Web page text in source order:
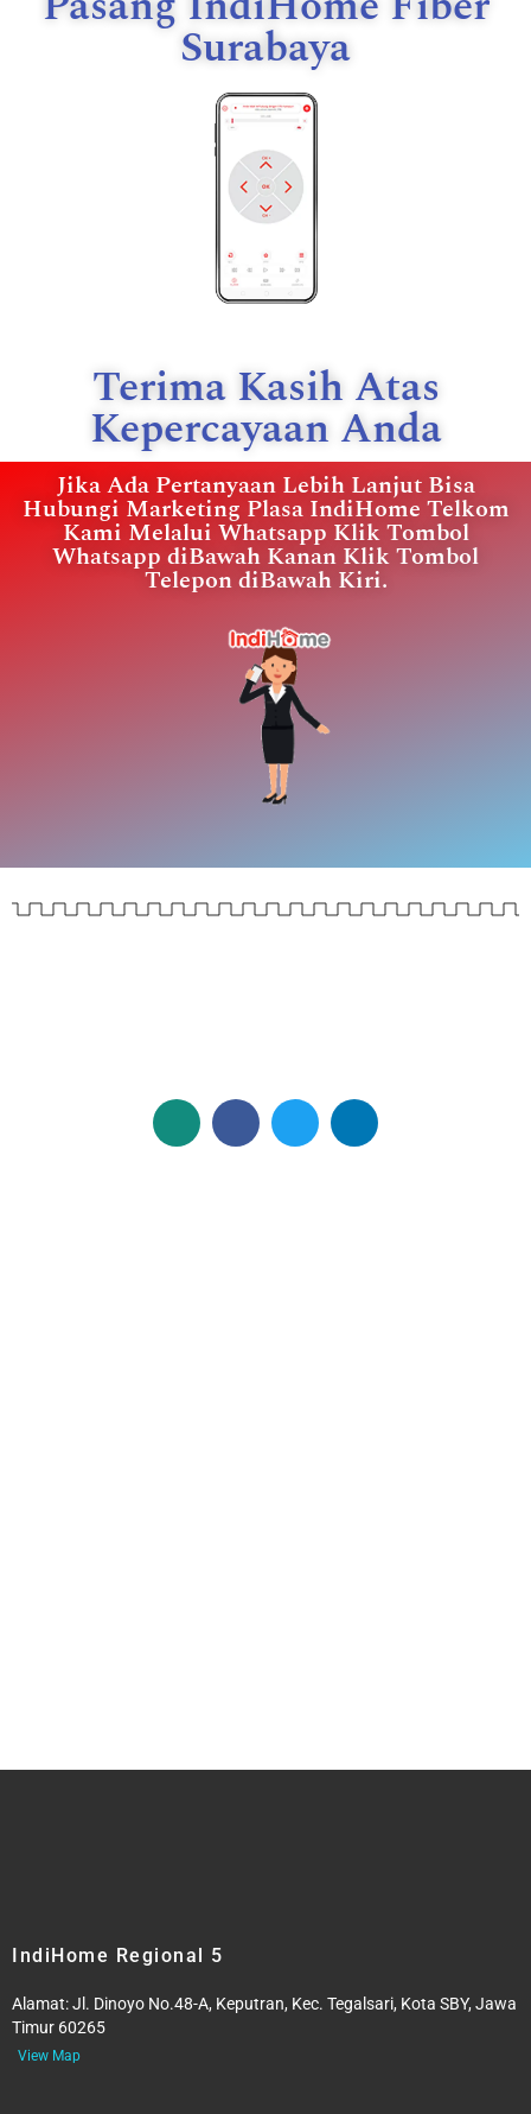
Surabaya
Terima Kasih Atas
Kepercayaan Anda
Jika Ada Pertanyaan Lebih Lanjut Bisa
Hubungi Marketing Plasa IndiHome Telkom
Kami Melalui Whatsapp Klik Tombol
Whatsapp diBawah Kanan Klik Tombol
Telepon diBawah Kiri.
IndiHome Regional 5
Alamat:Jl. Dinoyo No.48-A, Keputran, Kec. Tegalsari, Kota SBY, Jawa
Timur 60265
View Map